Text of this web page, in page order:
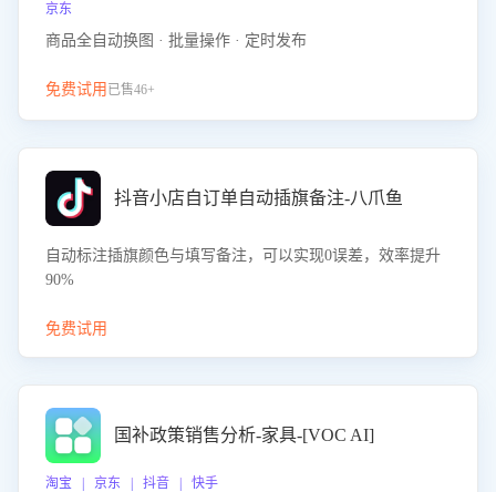
京东
商品全自动换图 · 批量操作 · 定时发布
免费试用 已售46+
抖音小店自订单自动插旗备注-八爪鱼
自动标注插旗颜色与填写备注，可以实现0误差，效率提升
90%
免费试用
国补政策销售分析-家具-[VOC AI]
淘宝 | 京东 | 抖音 | 快手